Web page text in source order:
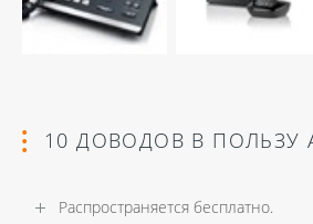
10 ДОВОДОВ В ПОЛЬЗУ
Распространяется бесплатно.